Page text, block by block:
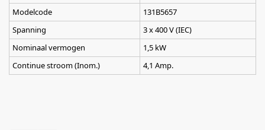
Modelcode
131B5657
Spanning
3 x 400 V (IEC)
Nominaal vermogen
1,5 kW
Continue stroom (Inom.)
4,1 Amp.